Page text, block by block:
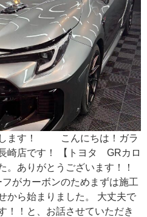
します！ こんにちは！ガラ
崎店です！ 【トヨタ GRカロ
。ありがとうございます！！
ーボンのためまずは施工
から始まりました。 大丈夫で
！！と、お話させていただき